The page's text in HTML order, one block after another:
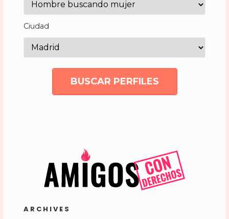
Ciudad
BUSCAR PERFILES
ARCHIVES